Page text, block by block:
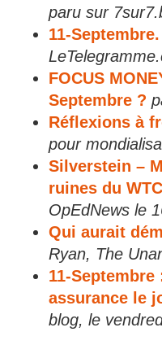
paru sur
11-
FOCUS
Septembre ?
Réflexions à
pour
Silverstein –
ruines du WTC
OpEdNews le
Qui aurait
Ryan, The
11-
assurance le
blog, le